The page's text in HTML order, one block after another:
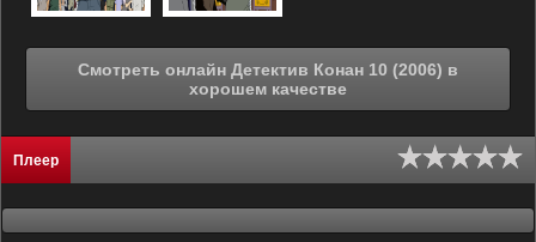
Смотреть онлайн Детектив Конан 10 (2006) в
хорошем качестве
Плеер